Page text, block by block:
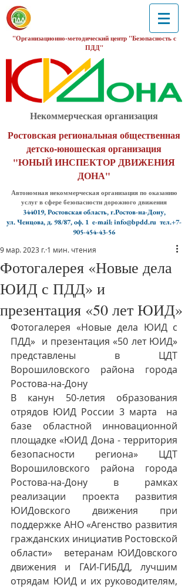
"Организационно-методический центр "Безопасность с
ПДД"
Некоммерческая организация
Ростовская региональная общественная
детско-юношеская организация
"ЮНЫЙ ИНСПЕКТОР ДВИЖЕНИЯ
ДОНА"
Автономная некоммерческая организация по оказанию
услуг в сфере безопасности дорожного движения
344019, Ростовская область, г.Ростов-на-Дону,
ул. Ченцова, д. 98/87, оф. 1 e-mail: info@bpdd.ru тел.+7-
905-454-43-56
Фотогалерея «Новые дела
ЮИД с ПДД» и
презентация «50 лет ЮИД»
9 мар. 2023 г. 1 мин. чтения
Фотогалерея «Новые дела ЮИД с
ПДД»  и презентация «50 лет ЮИД»
представлены в ЦДТ
Ворошиловского района города
Ростова-на-Дону
В канун 50-летия образования
отрядов ЮИД России 3 марта  на
базе областной инновационной
площадке «ЮИД Дона - территория
безопасности региона» ЦДТ
Ворошиловского района города
Ростова-на-Дону в рамках
реализации
проекта развития
ЮИДовского движения при
поддержке АНО «Агенство развития
гражданских инициатив Ростовской
области»   ветеранам ЮИДовского
движения и ГАИ-ГИБДД, лучшим
отрядам ЮИД и их руководителям,